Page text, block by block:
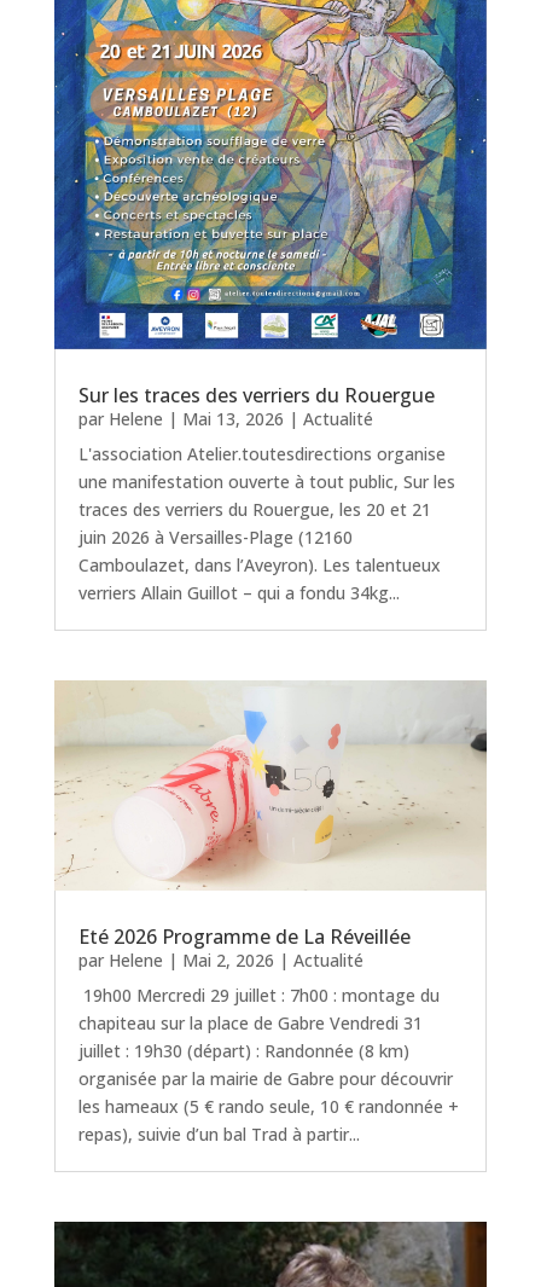
Sur les traces des verriers du Rouergue
par Helene | Mai 13, 2026 | Actualité
L'association Atelier.toutesdirections organise
une manifestation ouverte à tout public, Sur les
traces des verriers du Rouergue, les 20 et 21
juin 2026 à Versailles-Plage (12160
Camboulazet, dans l’Aveyron). Les talentueux
verriers Allain Guillot – qui a fondu 34kg...
Eté 2026 Programme de La Réveillée
par Helene | Mai 2, 2026 | Actualité
19h00 Mercredi 29 juillet : 7h00 : montage du
chapiteau sur la place de Gabre Vendredi 31
juillet : 19h30 (départ) : Randonnée (8 km)
organisée par la mairie de Gabre pour découvrir
les hameaux (5 € rando seule, 10 € randonnée +
repas), suivie d’un bal Trad à partir...